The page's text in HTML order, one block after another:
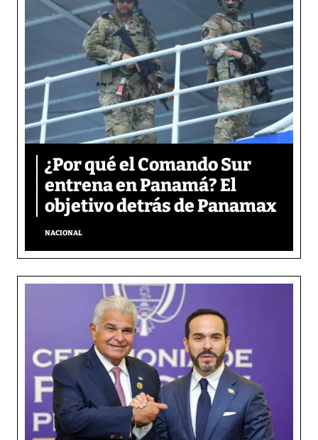
¿Por qué el Comando Sur
entrena en Panamá? El
objetivo detrás de Panamax
NACIONAL